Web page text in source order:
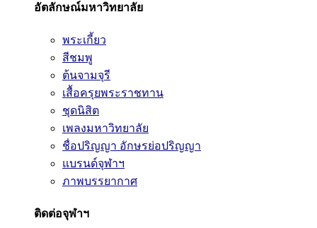
อัตลักษณ์มหาวิทยาลัย
พระเกี้ยว
สีชมพู
ต้นจามจุรี
เสื้อครุยพระราชทาน
ชุดนิสิต
เพลงมหาวิทยาลัย
ชื่อปริญญา อักษรย่อปริญญา
แบรนด์จุฬาฯ
ภาพบรรยากาศ
ติดต่อจุฬาฯ